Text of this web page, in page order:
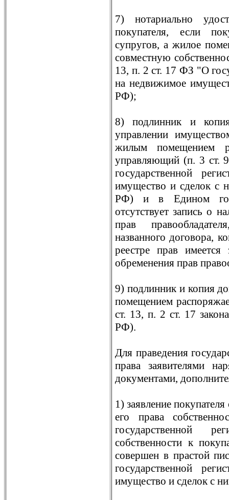
7) нотариально
покупателя, если
супругов, а жилое
совместную
13, п. 2 ст. 17 ФЗ "О
на недвижимое
РФ);
8) подлинник и
управлении
жилым помещением
управляющий (п. 3 ст.
государственной
имущество и сделок с
РФ) и в Едином
отсутствует запись о
прав
названного договора,
реестре прав имеется
обременения прав
9) подлинник и копия
помещением
ст. 13, п. 2 ст. 17
РФ).
Для праведения
права заявителями
документами,
1) заявление
его права
государственной
собственности к
совершен в прастой
государственной
имущество и сделок с